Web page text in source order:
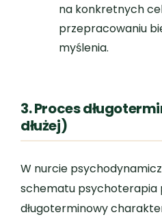
na konkretnych
przepracowaniu
myślenia.
3. Proces
dłużej)
W nurcie
schematu psychoterapia
długoterminowy